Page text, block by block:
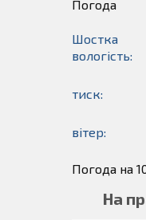
Погода
Шостка
вологість:
тиск:
вітер:
Погода на
На